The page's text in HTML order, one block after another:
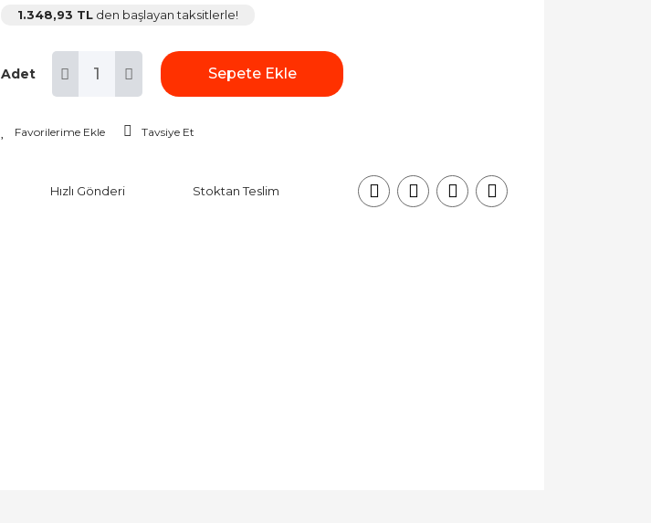
1.348,93 TL den başlayan taksitlerle!
Adet Sepete Ekle
Tavsiye Et
Hızlı Gönderi Stoktan Teslim